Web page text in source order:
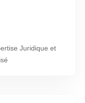
Juridique et